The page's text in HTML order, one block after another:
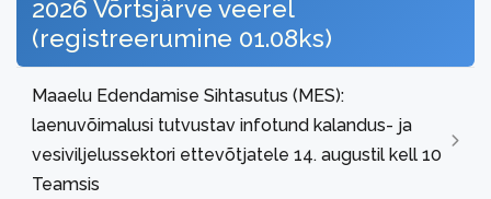
2026 Võrtsjärve veerel
(registreerumine 01.08ks)
Maaelu Edendamise Sihtasutus (MES):
laenuvõimalusi tutvustav infotund kalandus- ja
vesiviljelussektori ettevõtjatele 14. augustil kell 10
Teamsis